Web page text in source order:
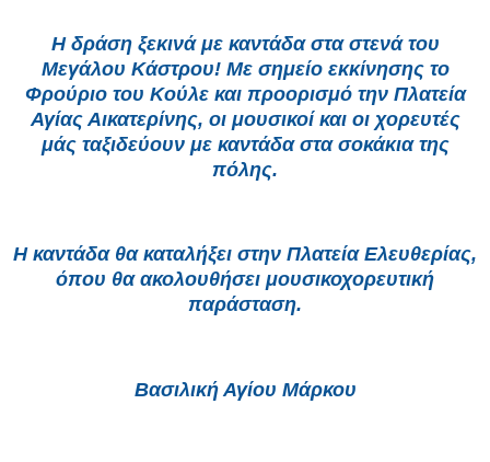
Η δράση ξεκινά με καντάδα στα στενά του
Μεγάλου Κάστρου! Με σημείο εκκίνησης το
Φρούριο του Κούλε και προορισμό την Πλατεία
Αγίας Αικατερίνης, οι μουσικοί και οι χορευτές
μάς ταξιδεύουν με καντάδα στα σοκάκια της
πόλης.
Η καντάδα θα καταλήξει στην Πλατεία Ελευθερίας,
όπου θα ακολουθήσει μουσικοχορευτική
παράσταση.
Βασιλική Αγίου Μάρκου